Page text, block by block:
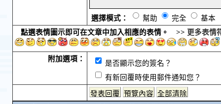
選擇模式： 幫助 完全
基
點選表情圖示即可在文章中加入相應的表情。 >> 更多表情
附加選項：
是否顯示您的簽名？
有新回覆時使用郵件通知您？